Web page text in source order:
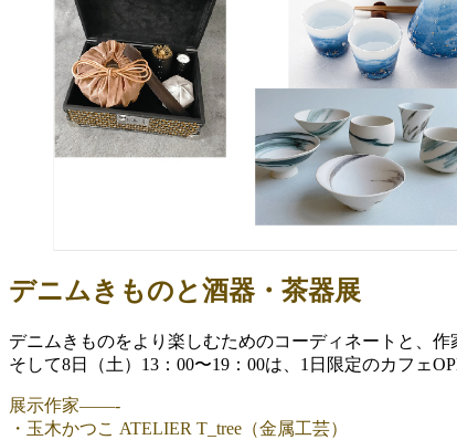
デニムきものと酒器・茶器展
デニムきものをより楽しむためのコーディネートと、
そして8日（土）13：00〜19：00は、1日限定のカフェ
展示作家——-
・玉木かつこ ATELIER T_tree（金属工芸）